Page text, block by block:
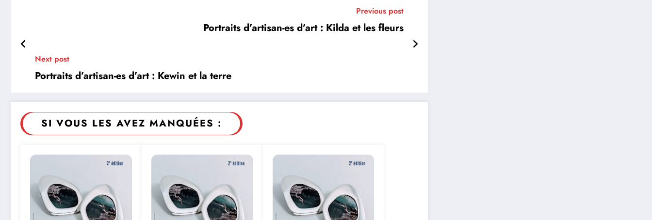
Previous post
Portraits d’artisan-es d’art : Kilda et les fleurs
Next post
Portraits d’artisan-es d’art : Kewin et la terre
SI VOUS LES AVEZ MANQUÉES :